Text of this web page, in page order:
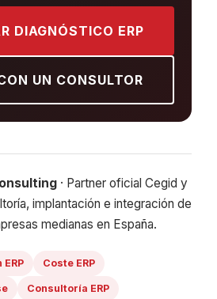
DIAGNÓSTICO ERP
UN CONSULTOR
· Partner oficial Cegid y
implantación e integración de
medianas en España.
Coste ERP
Consultoría ERP